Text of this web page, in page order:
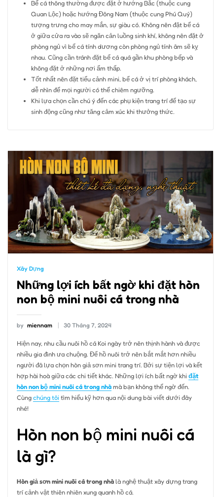
Bể cá thông thường được đặt ở hướng Bắc (thuộc cung
Quan Lộc) hoặc hướng Đông Nam (thuộc cung Phú Quý)
tượng trưng cho may mắn, sự giàu có. Không nên đặt bể cá
ở giữa cửa ra vào sẽ ngăn cản luồng sinh khí, không nên đặt ở
phòng ngủ vì bể cá tính dương còn phòng ngủ tính âm sẽ kỵ
nhau. Cũng cần tránh đặt bể cá quá gần khu phòng bếp và
không đặt ở những nơi ẩm thấp.
Tốt nhất nên đặt tiểu cảnh mini, bể cá ở vị trí phòng khách,
dễ nhìn để mọi người có thể chiêm ngưỡng.
Khi lựa chọn cần chú ý đến các phụ kiện trang trí để tạo sự
sinh động cũng như tăng cảm xúc khi thưởng thức.
Xây Dựng
Những lợi ích bất ngờ khi đặt hòn
non bộ mini nuôi cá trong nhà
by miennam 30 Tháng 7, 2024
Hiện nay, nhu cầu nuôi hồ cá Koi ngày trở nên thịnh hành và được
nhiều gia đình ưa chuộng. Để hồ nuôi trở nên bắt mắt hơn nhiều
người đã lựa chọn hòn giả sơn mini trang trí. Bởi sự tiện lợi và kết
hợp hài hoà giữa các chi tiết khác. Những lợi ích bất ngờ khi đặt
hòn non bộ mini nuôi cá trong nhàmà bạn không thể ngờ đến.
Cùngchúng tôi tìm hiểu kỹ hơn qua nội dung bài viết dưới đây
nhé!
Hòn non bộ mini nuôi cá
là gì?
Hòn giả sơn mini nuôi cá trong nhàlà nghệ thuật xây dựng trang
trí cảnh vật thiên nhiên xung quanh hồ cá.